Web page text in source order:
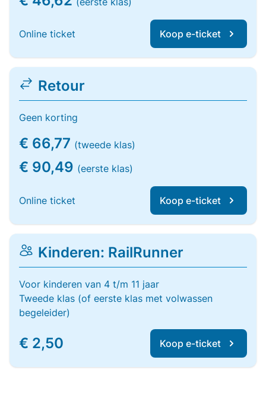
Online ticket Koop e-ticket
Retour
Geen korting
€ 66,77 (tweede klas)
€ 90,49 (eerste klas)
Online ticket Koop e-ticket
Kinderen: RailRunner
Voor kinderen van 4 t/m 11 jaar
Tweede klas (of eerste klas met volwassen
begeleider)
€ 2,50 Koop e-ticket